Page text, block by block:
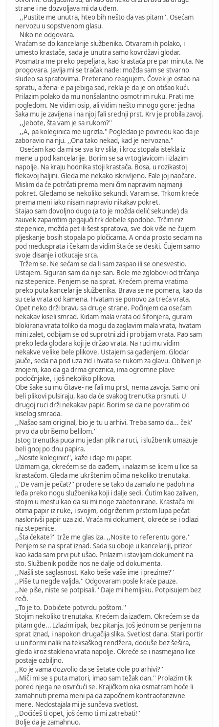
strane i ne dozvoljava mi da uđem.
,,Pustite me unutra, hteo bih nešto da vas pitam''. Osećam
nervozu u sopstvenom glasu.
Niko ne odgovara.
Vraćam se do kancelarije službenika. Otvaram ih polako, i
umesto krastače, sada je unutra samo kovrdžavi glodar.
Posmatra me preko pepeljara, kao krastača pre par minuta. Ne
progovara. Javlja mi se tračak nade: možda sam se stvarno
sludeo sa spratovima. Preterano reagujem. Čovek je ostao na
spratu, a žena- e pa jebiga sad, rekla je da je on otišao kući.
Prilazim polako da mu nonšalantno osmotrim ruku. Prati me
pogledom. Ne vidim osip, ali vidim nešto mnogo gore: jedna
šaka mu je zavijena i na njoj fali srednji prst. Krv je probila zavoj.
,,Jebote, šta vam je sa rukom?''
,,A, pa koleginica me ugrizla.'' Pogledao je povredu kao da je
zaboravio na nju. ,,Ona tako nekad, kad je nervozna.''
Osećam kao da mi se sva krv slila, i kroz stopala istekla iz
mene u pod kancelarije. Borim se sa vrtoglavicom i izlazim
napolje. Na kraju hodnika stoji krastača. Bosa, u rozikastoj
flekavoj haljini. Gleda me nekako iskrivljeno. Fale joj naočare.
Mislim da će potrčati prema meni čim napravim najmanji
pokret. Gledamo se nekoliko sekundi. Varam se. Trkom kreće
prema meni iako nisam napravio nikakav pokret.
Stajao sam dovoljno dugo (a to je možda delić sekunde) da
zauvek zapamtim gegajući trk debele spodobe. Trčim niz
stepenice, možda pet ili šest spratova, sve dok više ne čujem
pljeskanje bosih stopala po pločicama. A onda prosto sedam na
pod međusprata i čekam da vidim šta će se desiti. Čujem samo
svoje disanje i otkucaje srca.
Tržem se. Ne sećam se da li sam zaspao ili se onesvestio.
Ustajem. Siguran sam da nije san. Bole me zglobovi od trčanja
niz stepenice. Penjem se na sprat. Krećem prema vratima
preko puta kancelarije službenika. Brava se ne pomera, kao da
su cela vrata od kamena. Hvatam se ponovo za treća vrata.
Opet neko drži bravu sa druge strane. Počinjem da osećam
nekakav kiseli smrad. Kidam mala vrata od šifonjera, guram
blokirana vrata toliko da mogu da zaglavim mala vrata, hvatam
mini zalet, odbijam se od suprotni zid i probijam vrata. Pao sam
preko leđa glodara koji je držao vrata. Na ruci mu vidim
nekakve velike bele plikove. Ustajem sa gađenjem. Glodar
jauče, seda na pod uza zid i hvata se rukom za glavu. Obliven je
znojem, kao da ga drma groznica, ima ogromne plave
podočnjake, i još nekoliko plikova.
Obe šake su mu čitave- ne fali mu prst, nema zavoja. Samo oni
beli plikovi pulsiraju, kao da će svakog trenutka prsnuti. U
drugoj ruci drži nekakav papir. Borim se da ne povratim od
kiselog smrada.
,,Našao sam original, bio je tu u arhivi. Treba samo da... ček'
prvo da obrišemo belilom.''
Istog trenutka puca mu jedan plik na ruci, i službenik umazuje
beli gnoj po dnu papira.
,,Nosite koleginici'', kaže i daje mi papir.
Uzimam ga, okrećem se da izađem, i nalazim se licem u lice sa
krastačom. Gleda me ukrštenim očima nekoliko trenutaka.
,,'De vam je pečat?'' prodere se tako da zamalo ne padoh na
leđa preko nogu službenika koji i dalje sedi. Ćutim kao zaliven,
stojim u mestu kao da su mi noge zabetonirane. Krastača mi
otima papir iz ruke, i svojim, odgriženim prstom lupa pečat
naslonivši papir uza zid. Vraća mi dokument, okreće se i odlazi
niz stepenice.
,,Šta čekate?'' trže me glas iza. ,,Nosite to referentu gore.''
Penjem se na sprat iznad. Sada su oboje u kancelariji, prizor
kao kada sam prvi put ušao. Prilazim i stavljam dokument na
sto. Službenik podiže nos ne dalje od dokumenta.
,,Našli ste saglasnost. Kako beše vaše ime i prezime?''
,,Piše tu negde valjda.'' Odgovaram posle kraće pauze.
,,Ne piše, niste se potpisali.'' Daje mi hemijsku. Potpisujem bez
reči.
,,To je to. Dobićete potvrdu poštom.''
Stojim nekoliko trenutaka. Krećem da izađem. Okrećem se da
pitam gde... Izlazim ipak, bez pitanja. Još jednom se penjem na
sprat iznad, i napokon drugačija slika. Svetlost dana. Stari portir
u uniformi nalik na teksaškog rendžera, doduše bez šešira,
gleda kroz staklena vrata napolje. Okreće se i nasmejano lice
postaje ozbiljno.
,,Ko je vama dozvolio da se šetate dole po arhivi?''
,,Miči mi se s puta matori, imao sam težak dan.'' Prolazim tik
pored njega ne osvrćući se. Krajičkom oka osmatram hoće li
zamahnuti prema meni pa da započnem kontraofanzivne
mere. Nedostajala mi je sunčeva svetlost.
,,Doćićeš ti opet, još ćemo ti mi zatrebati!''
Bolje da je zamahnuo.